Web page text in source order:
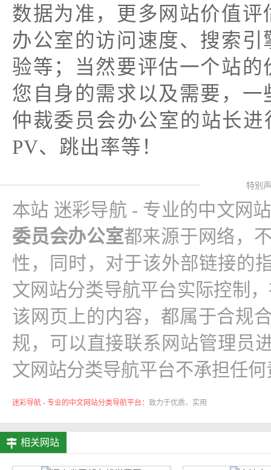
数据为准，更多网站价值
办公室的访问速度、搜索
验等；当然要评估一个站
您自身的需求以及需要，
仲裁委员会办公室的站长
PV、跳出率等！
特别
本站 迷彩导航 - 专业的中文网
委员会办公室都来源于网络，
性，同时，对于该外部链接的
文网站分类导航平台实际控制，
该网页上的内容，都属于合规
规，可以直接联系网站管理员
文网站分类导航平台不承担任
迷彩导航 - 专业的中文网站分类导航平台： 致力于优质、实用
相关网站